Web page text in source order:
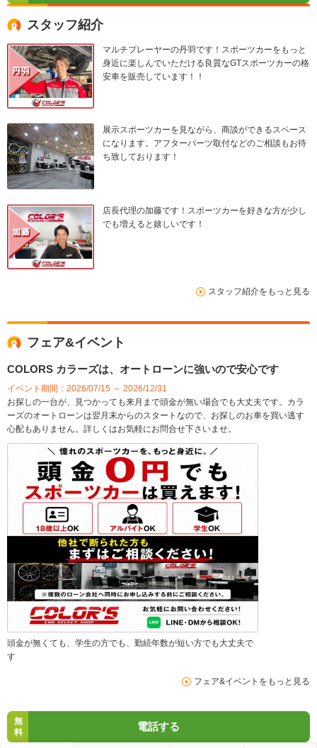
スタッフ紹介
マルチプレーヤーの丹羽です！スポーツカーをもっと
身近に楽しんでいただける良質なGTスポーツカーの格
安車を販売しています！！
展示スポーツカーを見ながら、商談ができるスペース
になります。アフターパーツ取付などのご相談もお待
ち致しております！
店長代理の加藤です！スポーツカーを好きな方が少し
でも増えると嬉しいです！
スタッフ紹介をもっと見る
フェア&イベント
COLORS カラーズは、オートローンに強いので安心です
イベント期間：2026/07/15 ～ 2026/12/31
お探しの一台が、見つかっても来月まで頭金が無い場合でも大丈夫です。カラ
ーズのオートローンは翌月末からのスタートなので、お探しのお車を買い逃す
心配もありません。詳しくはお気軽にお問合せ下さいませ。
頭金が無くても、学生の方でも、勤続年数が短い方でも大丈夫で
す
フェア&イベントをもっと見る
無
料
電話する